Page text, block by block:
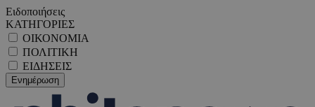
Ειδοποιήσεις
ΚΑΤΗΓΟΡΙΕΣ
ΟΙΚΟΝΟΜΙΑ
ΠΟΛΙΤΙΚΗ
ΕΙΔΗΣΕΙΣ